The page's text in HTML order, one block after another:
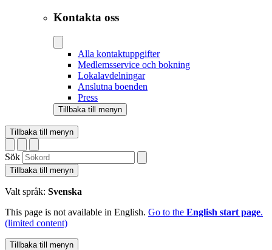
Kontakta oss
Alla kontaktuppgifter
Medlemsservice och bokning
Lokalavdelningar
Anslutna boenden
Press
Tillbaka till menyn
Tillbaka till menyn
Sök
Tillbaka till menyn
Valt språk: Svenska
This page is not available in English. Go to the English start page.
(limited content)
Tillbaka till menyn